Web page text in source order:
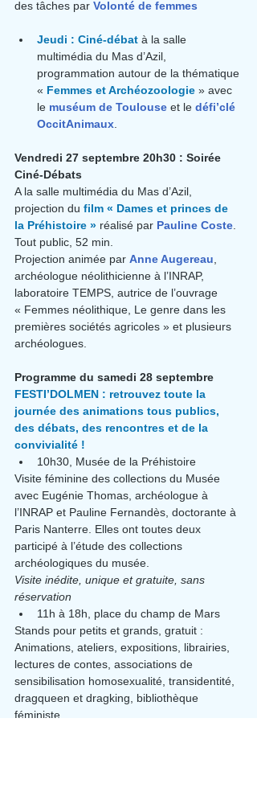
des tâches par Volonté de femmes
Jeudi : Ciné-débat à la salle
multimédia du Mas d’Azil,
programmation autour de la thématique
« Femmes et Archéozoologie » avec
le muséum de Toulouse et le défi’clé
OccitAnimaux
Vendredi 27 septembre 20h30 : Soirée
Ciné-Débats
A la salle multimédia du Mas d’Azil,
projection du film « Dames et princes de
la Préhistoire » réalisé par Pauline Coste
Tout public, 52 min.
Projection animée par Anne Augereau
archéologue néolithicienne à l’INRAP,
laboratoire TEMPS, autrice de l’ouvrage
« Femmes néolithique, Le genre dans les
premières sociétés agricoles » et plusieurs
archéologues.
Programme du samedi 28 septembre
FESTI’DOLMEN : retrouvez toute la
journée des animations tous publics,
des débats, des rencontres et de la
convivialité !
10h30, Musée de la Préhistoire
Visite féminine des collections du Musée
avec Eugénie Thomas, archéologue à
l’INRAP et Pauline Fernandès, doctorante à
Paris Nanterre. Elles ont toutes deux
participé à l’étude des collections
archéologiques du musée.
Visite inédite, unique et gratuite, sans
réservation
11h à 18h, place du champ de Mars
Stands pour petits et grands, gratuit :
Animations, ateliers, expositions, librairies,
lectures de contes, associations de
sensibilisation homosexualité, transidentité,
dragqueen et dragking, bibliothèque
féministe….